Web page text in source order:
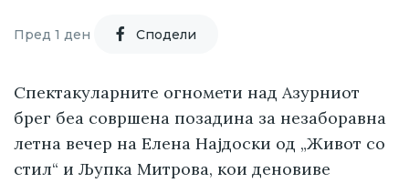
Пред 1 ден Cподели
Спектакуларните огномети над Азурниот
брег беа совршена позадина за незаборавна
летна вечер на Елена Најдоски од „Живот со
стил“ и Љупка Митрова, кои деновиве